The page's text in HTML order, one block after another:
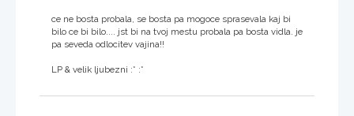
ce ne bosta probala, se bosta pa mogoce sprasevala kaj bi
bilo ce bi bilo.... jst bi na tvoj mestu probala pa bosta vidla. je
pa seveda odlocitev vajina!!
LP & velik ljubezni :* :*